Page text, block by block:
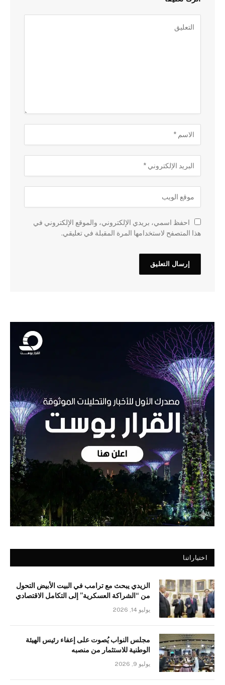
احفظ اسمي، بريدي الإلكتروني، والموقع الإلكتروني في
هذا المتصفح لاستخدامها المرة المقبلة في تعليقي.
اختياراتنا
الزيدي يبحث مع ترامب في البيت الأبيض التحول
من “الشراكة العسكرية” إلى التكامل الاقتصادي
يوليو 14, 2026
مجلس النواب يُصوت على إعفاء رئيس الهيئة
الوطنية للاستثمار من منصبه
يوليو 9, 2026